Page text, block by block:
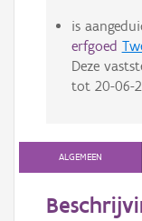
is
erfgoed
Deze
tot 20-06-
ALGEMEEN